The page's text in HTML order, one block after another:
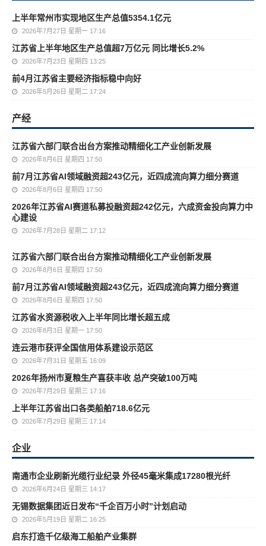
上半年常州市实现地区生产总值5354.1亿元
2026年7月27日 星期一 17:16
江苏省上半年地区生产总值超7万亿元 同比增长5.2%
2026年7月23日 星期四 13:25
前4月江苏省主要经济指标稳中向好
2026年5月26日 星期二 17:24
产经
江苏省六部门联合出台方案推动精细化工产业创新发展
2026年8月6日 星期四 17:50
前7月江苏省AI领域融资超243亿元，近四成流向算力细分赛道
2026年8月6日 星期四 17:50
2026年江苏省AI赛道私募投融资超242亿元，六成资金投向算力中
心建设
2026年7月28日 星期二 17:12
江苏省六部门联合出台方案推动精细化工产业创新发展
2026年8月6日 星期四 17:50
前7月江苏省AI领域融资超243亿元，近四成流向算力细分赛道
2026年8月6日 星期四 17:50
江苏省水资源税收入上半年同比增长超五成
2026年8月3日 星期一 17:50
连云港市获评全国信用体系建设示范区
2026年7月31日 星期五 16:09
2026年扬州市夏粮生产喜获丰收 总产突破100万吨
2026年7月29日 星期三 17:16
上半年江苏省出口各类船舶718.6亿元
2026年7月29日 星期三 17:14
企业
南通市企业刷新光缆行业纪录 外径45毫米集成17280根光纤
2026年6月24日 星期三 14:17
无锡数据集团近日发布“千企百万小时”计划启动
2026年5月19日 星期二 16:25
启东打造千亿级海工船舶产业集群